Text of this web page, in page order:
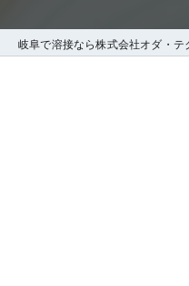
岐阜で溶接なら株式会社オダ・テ